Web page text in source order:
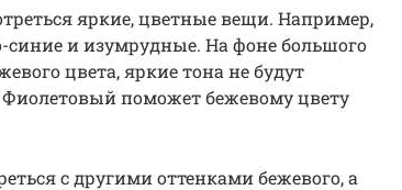
яркие, цветные вещи. Например,
синие и изумрудные. На фоне большого
цвета, яркие тона не будут
поможет бежевому цвету
с другими оттенками бежевого, а